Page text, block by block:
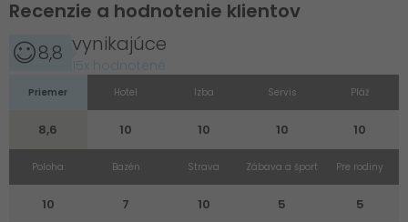
Recenzie a hodnotenie klientov
8,8 vynikajúce
15x hodnotené
Priemer
8,6
Hotel
10
Izba
10
Servis
10
Pláž
10
Poloha
10
Bazén
7
Strava
10
Zábava a šport
5
Pre rodiny
5